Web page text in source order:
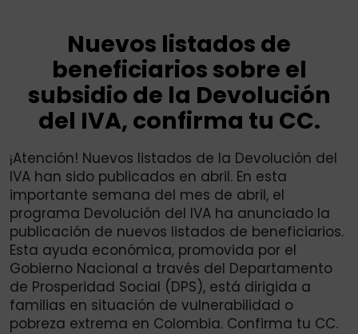
Nuevos listados de
beneficiarios sobre el
subsidio de la Devolución
del IVA, confirma tu CC.
¡Atención! Nuevos listados de la Devolución del
IVA han sido publicados en abril. En esta
importante semana del mes de abril, el
programa Devolución del IVA ha anunciado la
publicación de nuevos listados de beneficiarios.
Esta ayuda económica, promovida por el
Gobierno Nacional a través del Departamento
de Prosperidad Social (DPS), está dirigida a
familias en situación de vulnerabilidad o
pobreza extrema en Colombia. Confirma tu CC.